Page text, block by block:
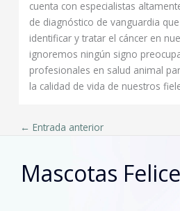
cuenta con especialistas
de diagnóstico de vanguardia
identificar y tratar el cáncer en
ignoremos ningún signo
profesionales en salud animal
la calidad de vida de nuestros
← Entrada anterior
Mascotas